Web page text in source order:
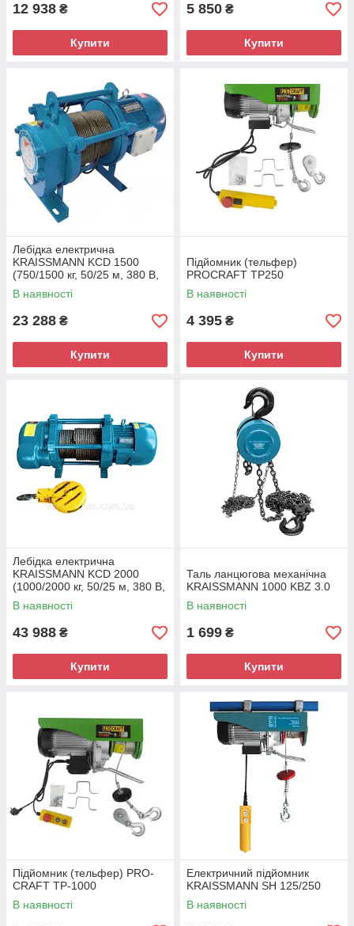
12 938 ₴
Купити
5 850 ₴
Купити
Лебідка електрична
KRAISSMANN KCD 1500
(750/1500 кг, 50/25 м, 380 В,
три фази)
В наявності
23 288 ₴
Купити
Підйомник (тельфер)
PROCRAFT ТР250
В наявності
4 395 ₴
Купити
Лебідка електрична
KRAISSMANN KCD 2000
(1000/2000 кг, 50/25 м, 380 В,
три фази)
В наявності
43 988 ₴
Купити
Таль ланцюгова механічна
KRAISSMANN 1000 KBZ 3.0
В наявності
1 699 ₴
Купити
Підйомник (тельфер) PRO-
CRAFT ТР-1000
В наявності
Електричний підйомник
KRAISSMANN SH 125/250
В наявності